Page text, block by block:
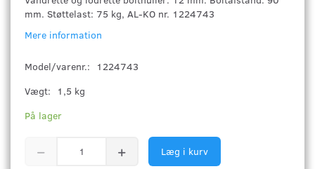
mm. Støttelast: 75 kg, AL-KO nr. 1224743
Mere information
Model/varenr.:
1224743
Vægt:
1,5 kg
På lager
Læg i kurv